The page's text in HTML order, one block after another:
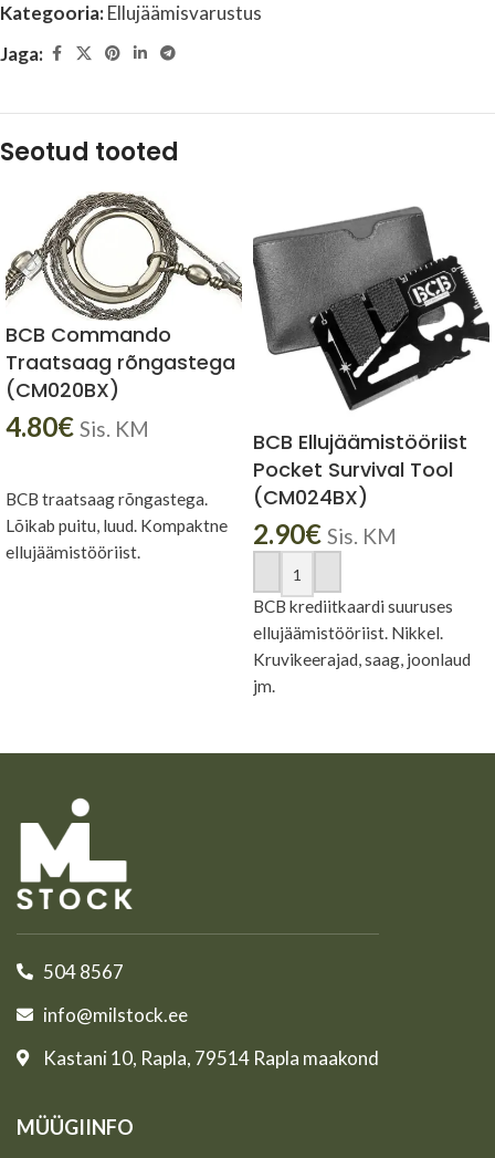
Kategooria:Ellujäämisvarustus
Jaga:
Seotud tooted
BCB Commando
Traatsaag rõngastega
(CM020BX)
4.80€ Sis. KM
BCB traatsaag rõngastega.
Lõikab puitu, luud. Kompaktne
ellujäämistööriist.
BCB Ellujäämistööriist
Pocket Survival Tool
(CM024BX)
2.90€ Sis. KM
LISA KORVI
BCB krediitkaardi suuruses
ellujäämistööriist. Nikkel.
Kruvikeerajad, saag, joonlaud
jm.
504 8567
info@milstock.ee
Kastani 10, Rapla, 79514 Rapla maakond
MÜÜGIINFO